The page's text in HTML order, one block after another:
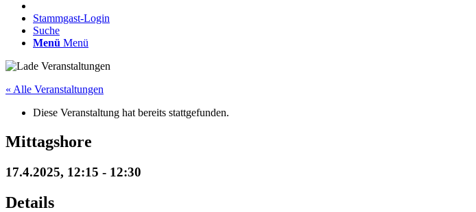
Stammgast-Login
Suche
Menü Menü
« Alle Veranstaltungen
Diese Veranstaltung hat bereits stattgefunden.
Mittagshore
17.4.2025, 12:15 - 12:30
Details